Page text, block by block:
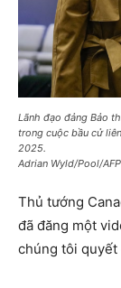
Lãnh đạo đảng Bảo
trong cuộc bầu cử
2025.
Adrian Wyld/Pool/
Thủ tướng
đã đăng một
chúng tôi quyết